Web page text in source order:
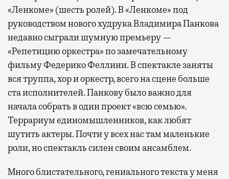
«Ленкоме» (шесть ролей). В «Ленкоме» под
руководством нового худрука Владимира Панкова
недавно сыграли шумную премьеру —
«Репетицию оркестра» по замечательному
фильму Федерико Феллини. В спектакле заняты
вся труппа, хор и оркестр, всего на сцене больше
ста исполнителей. Панкову было важно для
начала собрать в один проект «всю семью».
Террариум единомышленников, как любят
шутить актеры. Почти у всех нас там маленькие
роли, но спектакль силен своим ансамблем.
Много блистательного, гениального текста у меня